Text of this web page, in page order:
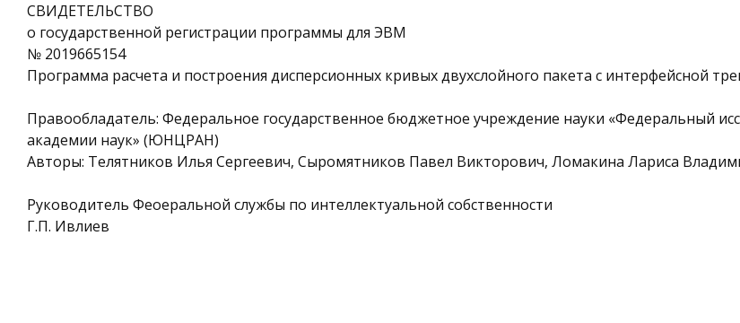
СВИДЕТЕЛЬСТВО
о государственной регистрации программы для ЭВМ
№ 2019665154
Программа расчета и построения дисперсионных кривых двухслойного пакета с интерфейсной
Правообладатель: Федеральное государственное бюджетное учреждение науки «Федеральный
академии наук» (ЮНЦРАН)
Авторы: Телятников Илья Сергеевич, Сыромятников Павел Викторович, Ломакина Лариса
Руководитель Феоеральной службы по интеллектуальной собственности
Г.П. Ивлиев